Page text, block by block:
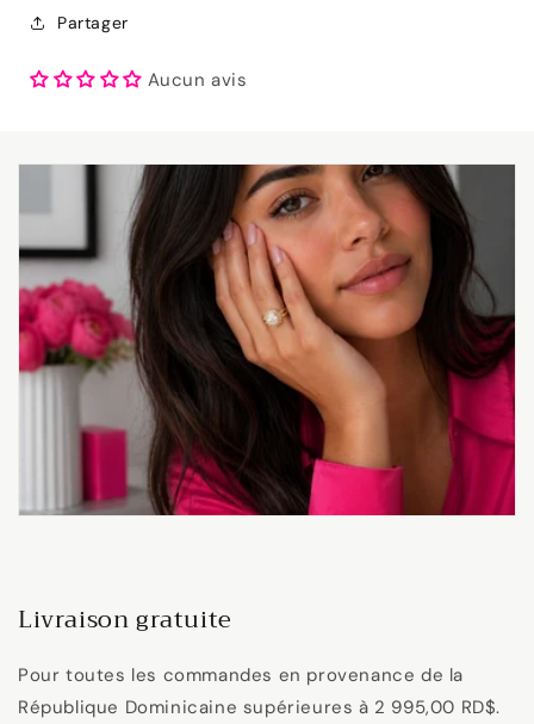
Partager
Aucun avis
Livraison gratuite
Pour toutes les commandes en provenance de la
République Dominicaine supérieures à 2 995,00 RD$.